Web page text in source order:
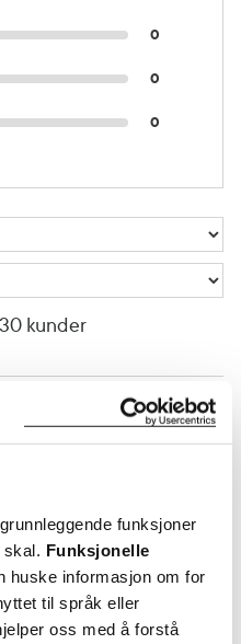
funksjoner
skal. Funksjonelle
huske informasjon om for
til språk eller
oss med å forstå
0
0
0
kunder